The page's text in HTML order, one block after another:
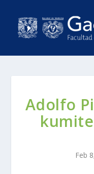
Adolfo
Feb